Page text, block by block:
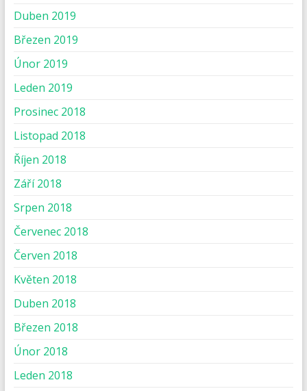
Duben 2019
Březen 2019
Únor 2019
Leden 2019
Prosinec 2018
Listopad 2018
Říjen 2018
Září 2018
Srpen 2018
Červenec 2018
Červen 2018
Květen 2018
Duben 2018
Březen 2018
Únor 2018
Leden 2018